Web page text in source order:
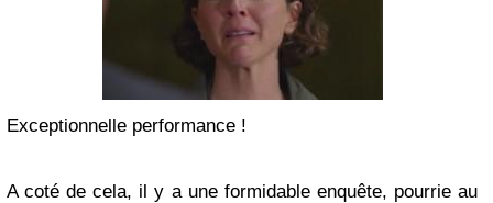
Exceptionnelle performance !
A coté de cela, il y a une formidable enquête, pourrie au